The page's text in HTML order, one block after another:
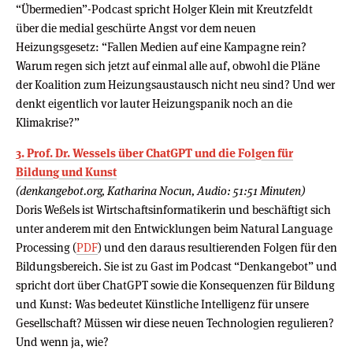
“Übermedien”-Podcast spricht Holger Klein mit Kreutzfeldt
über die medial geschürte Angst vor dem neuen
Heizungsgesetz: “Fallen Medien auf eine Kampagne rein?
Warum regen sich jetzt auf einmal alle auf, obwohl die Pläne
der Koalition zum Heizungsaustausch nicht neu sind? Und wer
denkt eigentlich vor lauter Heizungspanik noch an die
Klimakrise?”
3. Prof. Dr. Wessels über ChatGPT und die Folgen für
Bildung und Kunst
(denkangebot.org, Katharina Nocun, Audio: 51:51 Minuten)
Doris Weßels ist Wirtschaftsinformatikerin und beschäftigt sich
unter anderem mit den Entwicklungen beim Natural Language
Processing (PDF) und den daraus resultierenden Folgen für den
Bildungsbereich. Sie ist zu Gast im Podcast “Denkangebot” und
spricht dort über ChatGPT sowie die Konsequenzen für Bildung
und Kunst: Was bedeutet Künstliche Intelligenz für unsere
Gesellschaft? Müssen wir diese neuen Technologien regulieren?
Und wenn ja, wie?